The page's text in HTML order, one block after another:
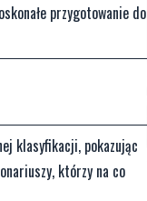
przygotowanie do
klasyfikacji, pokazując
którzy na co